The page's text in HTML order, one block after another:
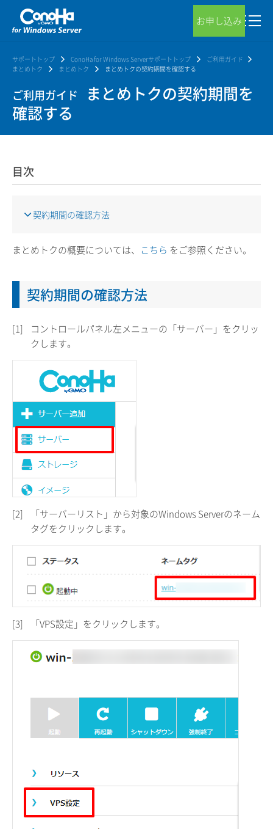
お申し込み
サポートトップ ConoHa for Windows Serverサポートトップ
ご利用ガイド
まとめトク
まとめトク まとめトクの契約期間を確認する
ご利用ガイド
まとめトクの契約期間を
確認する
目次
契約期間の確認方法
まとめトクの概要については、 こちら をご参照ください。
契約期間の確認方法
[1]
コントロールパネル左メニューの「サーバー」をクリッ
クします。
[2]
「サーバーリスト」から対象のWindows Serverのネーム
タグをクリックします。
[3] 「VPS設定」をクリックします。